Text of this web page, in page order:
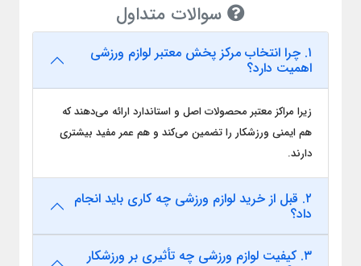
سوالات متداول
۱. چرا انتخاب مرکز پخش معتبر لوازم ورزشی
اهمیت دارد؟
زیرا مراکز معتبر محصولات اصل و استاندارد ارائه می‌دهند که
هم ایمنی ورزشکار را تضمین می‌کند و هم عمر مفید بیشتری
دارند.
۲. قبل از خرید لوازم ورزشی چه کاری باید انجام
داد؟
۳. کیفیت لوازم ورزشی چه تأثیری بر ورزشکار